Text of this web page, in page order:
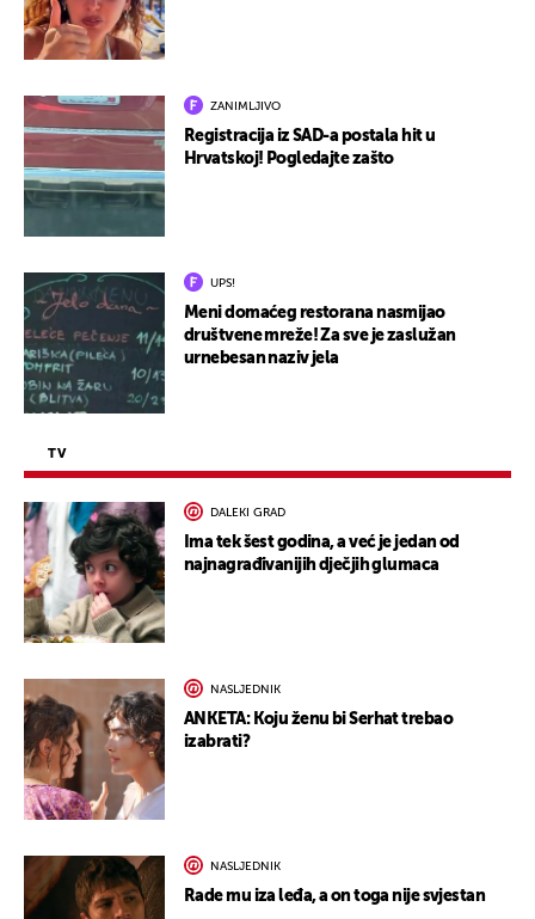
ZANIMLJIVO
Registracija iz SAD-a postala hit u
Hrvatskoj! Pogledajte zašto
UPS!
Meni domaćeg restorana nasmijao
društvene mreže! Za sve je zaslužan
urnebesan naziv jela
TV
DALEKI GRAD
Ima tek šest godina, a već je jedan od
najnagrađivanijih dječjih glumaca
NASLJEDNIK
ANKETA: Koju ženu bi Serhat trebao
izabrati?
NASLJEDNIK
Rade mu iza leđa, a on toga nije svjestan